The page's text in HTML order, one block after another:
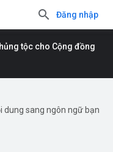
Đăng nhập
tộc cho Cộng đồng
dung sang ngôn ngữ bạn